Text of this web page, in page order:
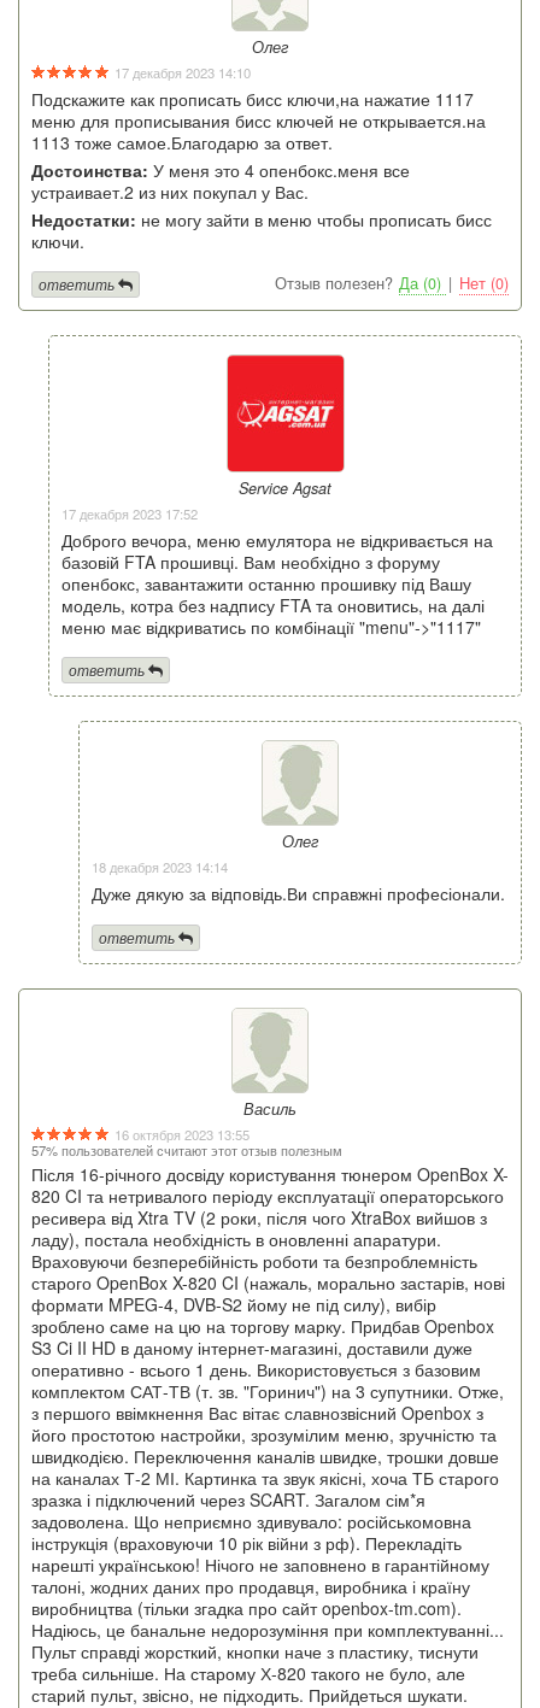
Олег
17 декабря 2023 14:10
Подскажите как прописать бисс ключи,на нажатие 1117
меню для прописывания бисс ключей не открывается.на
1113 тоже самое.Благодарю за ответ.
Достоинства: У меня это 4 опенбокс.меня все
устраивает.2 из них покупал у Вас.
Недостатки: не могу зайти в меню чтобы прописать бисс
ключи.
Отзыв полезен? Да (0) | Нет (0)
ответить
Service Agsat
17 декабря 2023 17:52
Доброго вечора, меню емулятора не відкривається на
базовій FTA прошивці. Вам необхідно з форуму
опенбокс, завантажити останню прошивку під Вашу
модель, котра без надпису FTA та оновитись, на далі
меню має відкриватись по комбінації "menu"->"1117"
ответить
Олег
18 декабря 2023 14:14
Дуже дякую за відповідь.Ви справжні професіонали.
ответить
Василь
16 октября 2023 13:55
57% пользователей считают этот отзыв полезным
Після 16-річного досвіду користування тюнером OpenBox X-
820 CI та нетривалого періоду експлуатації операторського
ресивера від Xtra TV (2 роки, після чого XtraBox вийшов з
ладу), постала необхідність в оновленні апаратури.
Враховуючи безперебійність роботи та безпроблемність
старого OpenBox X-820 CI (нажаль, морально застарів, нові
формати MPEG-4, DVB-S2 йому не під силу), вибір
зроблено саме на цю на торгову марку. Придбав Openbox
S3 Ci II HD в даному інтернет-магазині, доставили дуже
оперативно - всього 1 день. Використовується з базовим
комплектом САТ-ТВ (т. зв. "Горинич") на 3 супутники. Отже,
з першого ввімкнення Вас вітає славнозвісний Openbox з
його простотою настройки, зрозумілим меню, зручністю та
швидкодією. Переключення каналів швидке, трошки довше
на каналах Т-2 МІ. Картинка та звук якісні, хоча ТБ старого
зразка і підключений через SCART. Загалом сім*я
задоволена. Що неприємно здивувало: російськомовна
інструкція (враховуючи 10 рік війни з рф). Перекладіть
нарешті українською! Нічого не заповнено в гарантійному
талоні, жодних даних про продавця, виробника і країну
виробництва (тільки згадка про сайт openbox-tm.com).
Надіюсь, це банальне недорозуміння при комплектуванні...
Пульт справді жорсткий, кнопки наче з пластику, тиснути
треба сильніше. На старому Х-820 такого не було, але
старий пульт, звісно, не підходить. Прийдеться шукати.